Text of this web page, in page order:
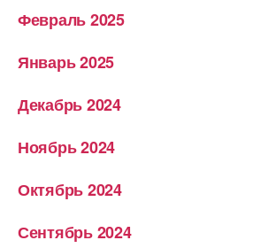
Февраль 2025
Январь 2025
Декабрь 2024
Ноябрь 2024
Октябрь 2024
Сентябрь 2024